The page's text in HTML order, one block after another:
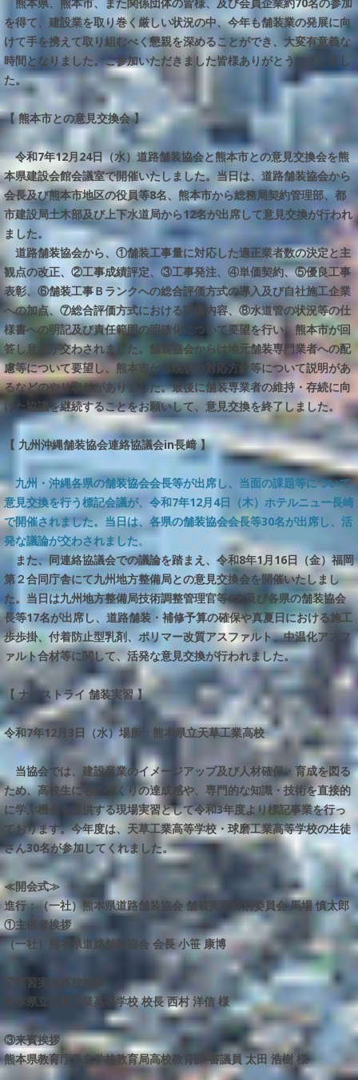
を得て、建設業を取り巻く厳しい状況の中、今年も舗装業の発展に向
けて手を携えて取り組むべく懇親を深めることができ、大変有意義な
時間となりました。ご参加いただきました皆様ありがとうございまし
た。
【 熊本市との意見交換会 】
令和7年12月24日（水）道路舗装協会と熊本市との意見交換会を熊
本県建設会館会議室で開催いたしました。当日は、道路舗装協会から
会長及び熊本市地区の役員等8名、熊本市から総務局契約管理部、都
市建設局土木部及び上下水道局から12名が出席して意見交換が行われ
ました。
道路舗装協会から、①舗装工事量に対応した適正業者数の決定と主
観点の改正、②工事成績評定、③工事発注、④単価契約、⑤優良工事
表彰、⑥舗装工事Ｂランクへの総合評価方式の導入及び自社施工企業
への加点、⑦総合評価方式における評価内容、⑧水道管の状況等の仕
様書への明記及び責任範囲の明確化について要望を行い、熊本市が回
答し意見が交わされました。舗装協会からは地元舗装専門業者への配
慮等について要望し、熊本市から現状や対応方針等について説明があ
るなどのやり取りがありました。最後に舗装専業者の維持・存続に向
けた協議を継続することをお願いして、意見交換を終了しました。
【 九州沖縄舗装協会連絡協議会in長﨑 】
九州・沖縄各県の舗装協会会長等が出席し、当面の課題等について
意見交換を行う標記会議が、令和7年12月4日（木）ホテルニュー長崎
で開催されました。当日は、各県の舗装協会会長等30名が出席し、活
発な議論が交わされました。
また、同連絡協議会での議論を踏まえ、令和8年1月16日（金）福岡
第２合同庁舎にて九州地方整備局との意見交換会を開催いたしまし
た。当日は九州地方整備局技術調整管理官等6名及び各県の舗装協会
長等17名が出席し、道路舗装・補修予算の確保や真夏日における施工
歩歩掛、付着防止型乳剤、ポリマー改質アスファルト、中温化アスフ
ァルト合材等に関して、活発な意見交換が行われました。
【 ナイストライ 舗装実習 】
令和7年12月3日（水）場所：熊本県立天草工業高校
当協会では、建設産業のイメージアップ及び人材確保・育成を図る
ため、高校生にものづくりの達成感や、専門的な知識・技術を直接的
に学ぶ機会を提供する現場実習として令和3年度より標記事業を行っ
ております。今年度は、天草工業高等学校・球磨工業高等学校の生徒
さん30名が参加してくれました。
≪開会式≫
進行：（一社）熊本県道路舗装協会 舗装実習特別委員会 馬場 慎太郎
①主催者挨拶
（一社）熊本県道路舗装協会 会長 小笹 康博
②実習実施高校挨拶
熊本県立天草工業高等学校 校長 西村 洋信 様
③来賓挨拶
熊本県教育庁県立学校教育局高校教育課 審議員 太田 浩樹 様